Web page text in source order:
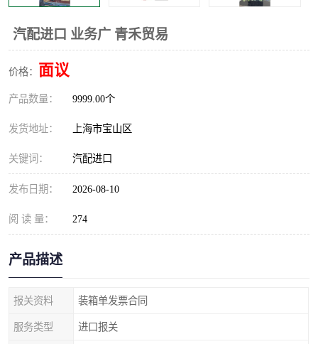
汽配进口 业务广 青禾贸易
价格： 面议
产品数量： 9999.00个
发货地址： 上海市宝山区
关键词： 汽配进口
发布日期： 2026-08-10
阅 读 量： 274
产品描述
报关资料 装箱单发票合同
服务类型 进口报关